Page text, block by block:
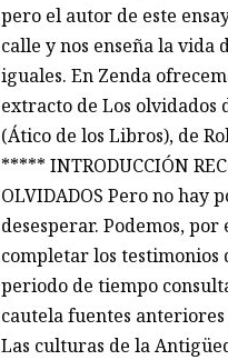
pero el autor de este
calle y nos enseña la vida
iguales. En Zenda
extracto de Los olvidados
(Ático de los Libros), de
***** INTRODUCCIÓN
OLVIDADOS Pero no hay
desesperar. Podemos, por
completar los testimonios
periodo de tiempo
cautela fuentes
Las culturas de la